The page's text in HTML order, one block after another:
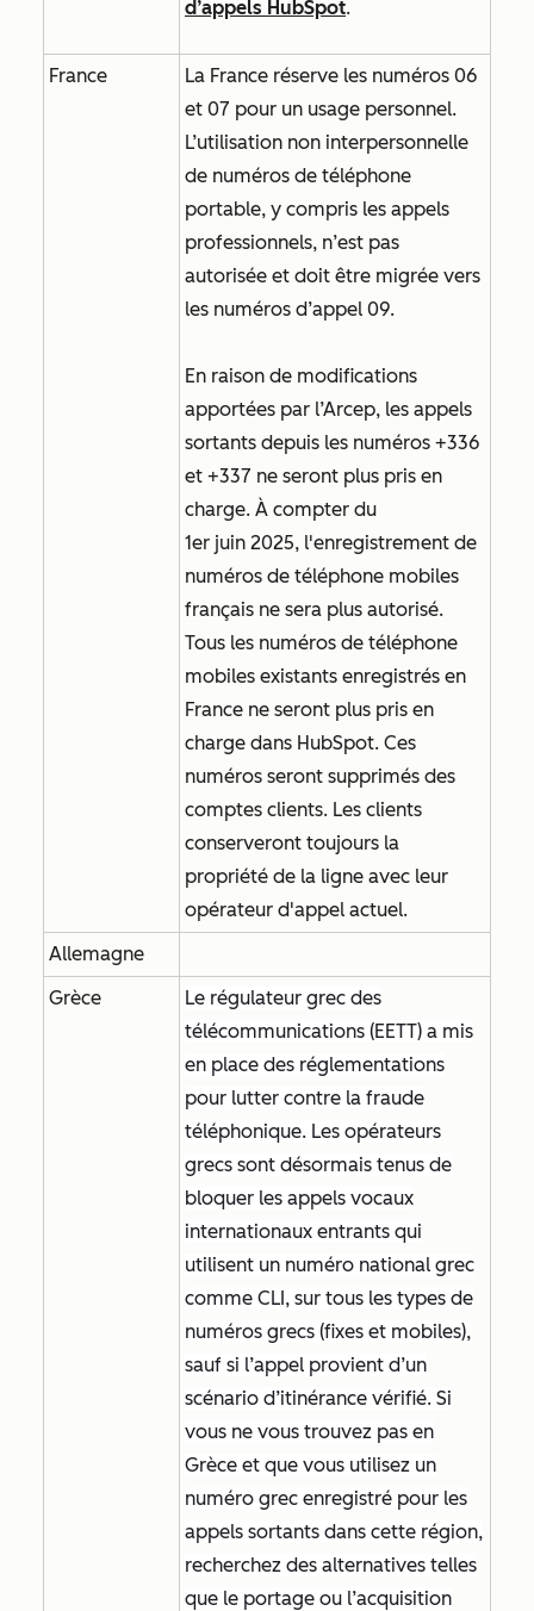
d’appels HubSpot.
France
La France réserve les numéros 06
et 07 pour un usage personnel.
L’utilisation non interpersonnelle
de numéros de téléphone
portable, y compris les appels
professionnels, n’est pas
autorisée et doit être migrée vers
les numéros d’appel 09.
En raison de modifications
apportées par l’Arcep, les appels
sortants depuis les numéros +336
et +337 ne seront plus pris en
charge. À compter du
1er juin 2025, l'enregistrement de
numéros de téléphone mobiles
français ne sera plus autorisé.
Tous les numéros de téléphone
mobiles existants enregistrés en
France ne seront plus pris en
charge dans HubSpot. Ces
numéros seront supprimés des
comptes clients. Les clients
conserveront toujours la
propriété de la ligne avec leur
opérateur d'appel actuel.
Allemagne
Grèce
Le régulateur grec des
télécommunications (EETT) a mis
en place des réglementations
pour lutter contre la fraude
téléphonique. Les opérateurs
grecs sont désormais tenus de
bloquer les appels vocaux
internationaux entrants qui
utilisent un numéro national grec
comme CLI, sur tous les types de
numéros grecs (fixes et mobiles),
sauf si l’appel provient d’un
scénario d’itinérance vérifié. Si
vous ne vous trouvez pas en
Grèce et que vous utilisez un
numéro grec enregistré pour les
appels sortants dans cette région,
recherchez des alternatives telles
que le portage ou l’acquisition